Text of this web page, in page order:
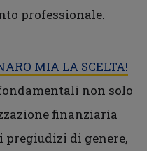
professionale.
MIA LA SCELTA!
non solo
finanziaria
pregiudizi di genere,